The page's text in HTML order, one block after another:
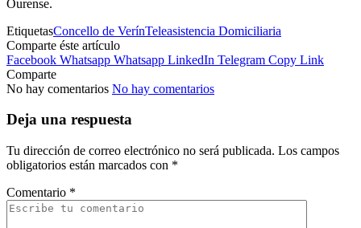
Ourense.
EtiquetasConcello de VerínTeleasistencia Domiciliaria
Comparte éste artículo
Facebook Whatsapp Whatsapp LinkedIn Telegram Copy Link
Comparte
No hay comentarios No hay comentarios
Deja una respuesta
Tu dirección de correo electrónico no será publicada. Los campos
obligatorios están marcados con *
Comentario *